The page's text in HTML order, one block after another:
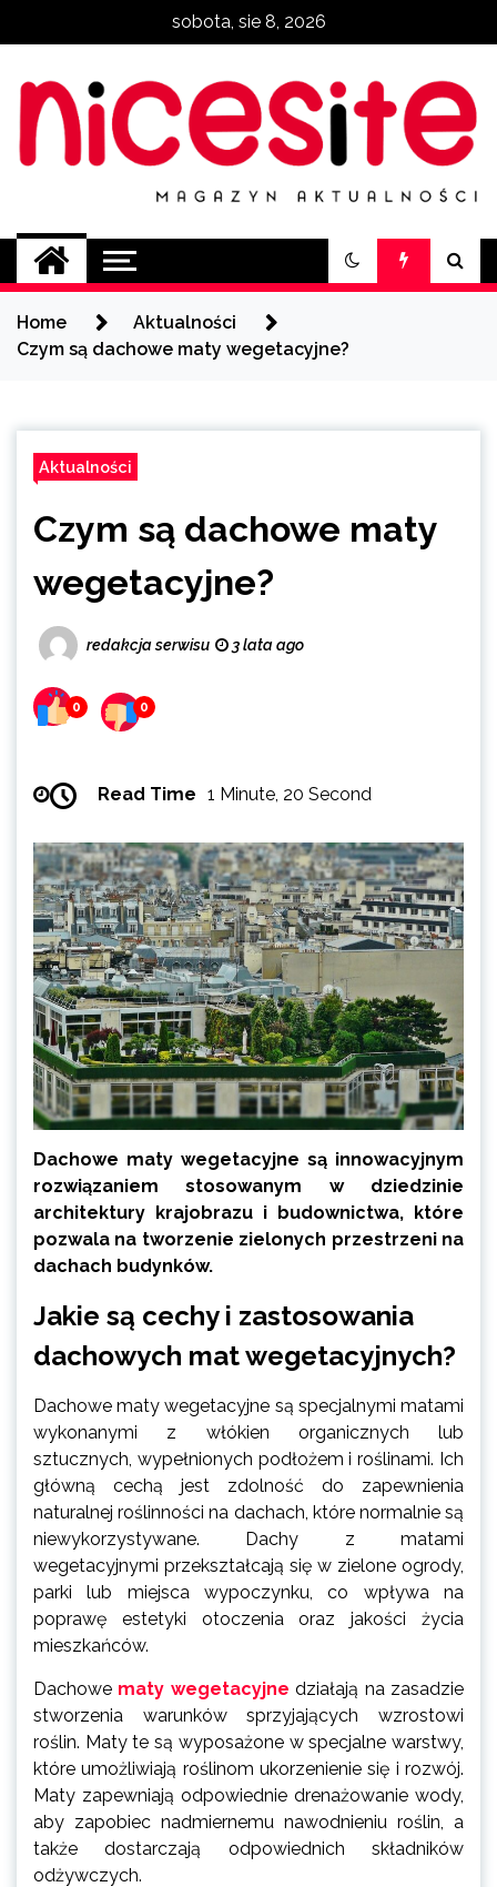
sobota, sie 8, 2026
NiceSite.com.pl
magazyn aktualności
Home
Aktualności
Czym są dachowe maty wegetacyjne?
Aktualności
Czym są dachowe maty
wegetacyjne?
redakcja serwisu 3 lata ago
0 0
Read Time 1 Minute, 20 Second
Dachowe maty wegetacyjne są innowacyjnym
rozwiązaniem stosowanym w dziedzinie
architektury krajobrazu i budownictwa, które
pozwala na tworzenie zielonych przestrzeni na
dachach budynków.
Jakie są cechy i zastosowania
dachowych mat wegetacyjnych?
Dachowe maty wegetacyjne są specjalnymi matami
wykonanymi z włókien organicznych lub
sztucznych, wypełnionych podłożem i roślinami. Ich
główną cechą jest zdolność do zapewnienia
naturalnej roślinności na dachach, które normalnie są
niewykorzystywane. Dachy z matami
wegetacyjnymi przekształcają się w zielone ogrody,
parki lub miejsca wypoczynku, co wpływa na
poprawę estetyki otoczenia oraz jakości życia
mieszkańców.
Dachowe maty wegetacyjne działają na zasadzie
stworzenia warunków sprzyjających wzrostowi
roślin. Maty te są wyposażone w specjalne warstwy,
które umożliwiają roślinom ukorzenienie się i rozwój.
Maty zapewniają odpowiednie drenażowanie wody,
aby zapobiec nadmiernemu nawodnieniu roślin, a
także dostarczają odpowiednich składników
odżywczych.